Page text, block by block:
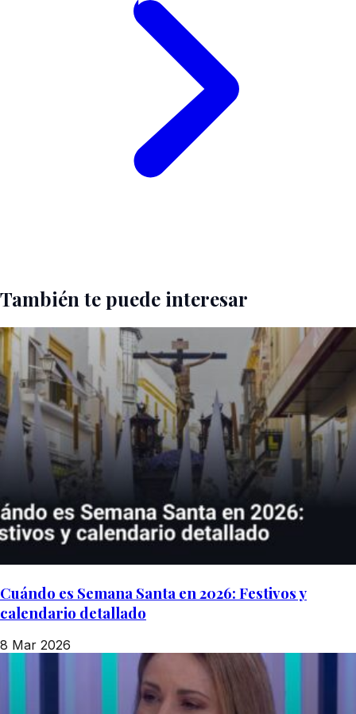
También te puede interesar
Cuándo es Semana Santa en 2026: Festivos y
calendario detallado
8 Mar 2026